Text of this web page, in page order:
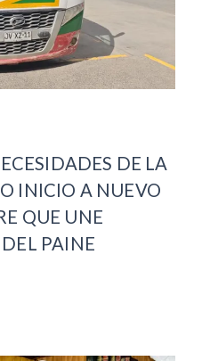
DE LA
INICIO A NUEVO
QUE UNE
PAINE